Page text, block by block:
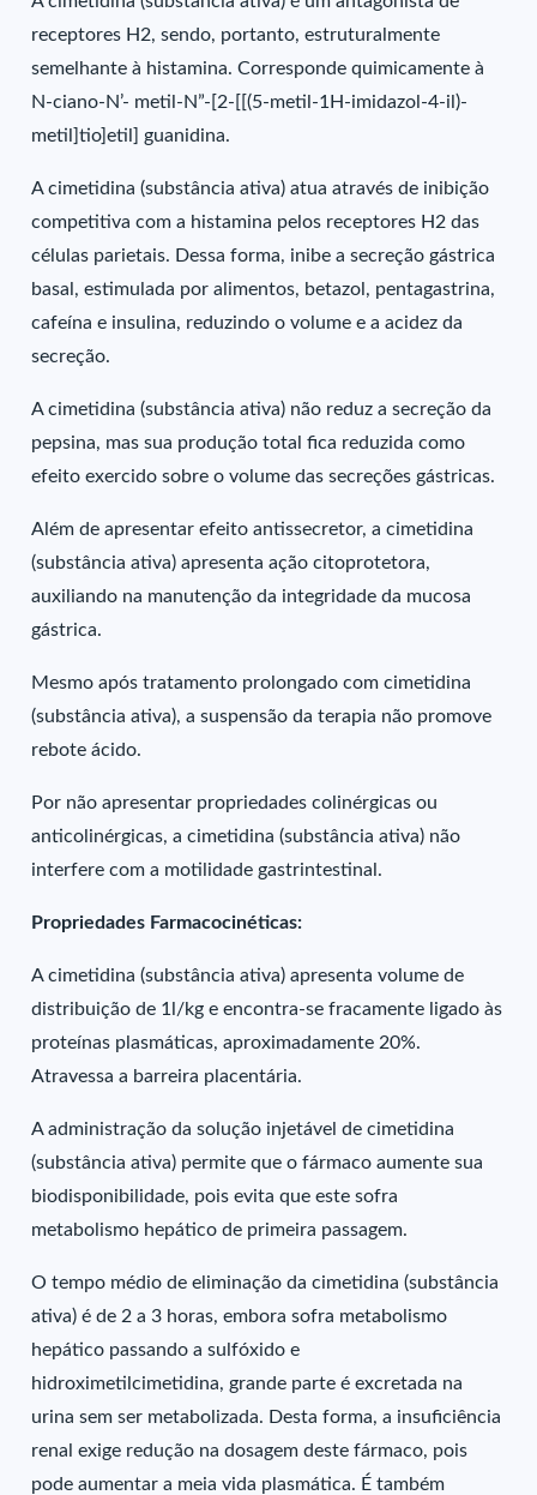
receptores H2, sendo, portanto, estruturalmente
semelhante à histamina. Corresponde quimicamente à
N-ciano-N’- metil-N”-[2-[[(5-metil-1H-imidazol-4-il)-
metil]tio]etil] guanidina.
A cimetidina (substância ativa) atua através de inibição
competitiva com a histamina pelos receptores H2 das
células parietais. Dessa forma, inibe a secreção gástrica
basal, estimulada por alimentos, betazol, pentagastrina,
cafeína e insulina, reduzindo o volume e a acidez da
secreção.
A cimetidina (substância ativa) não reduz a secreção da
pepsina, mas sua produção total fica reduzida como
efeito exercido sobre o volume das secreções gástricas.
Além de apresentar efeito antissecretor, a cimetidina
(substância ativa) apresenta ação citoprotetora,
auxiliando na manutenção da integridade da mucosa
gástrica.
Mesmo após tratamento prolongado com cimetidina
(substância ativa), a suspensão da terapia não promove
rebote ácido.
Por não apresentar propriedades colinérgicas ou
anticolinérgicas, a cimetidina (substância ativa) não
interfere com a motilidade gastrintestinal.
Propriedades Farmacocinéticas:
A cimetidina (substância ativa) apresenta volume de
distribuição de 1l/kg e encontra-se fracamente ligado às
proteínas plasmáticas, aproximadamente 20%.
Atravessa a barreira placentária.
A administração da solução injetável de cimetidina
(substância ativa) permite que o fármaco aumente sua
biodisponibilidade, pois evita que este sofra
metabolismo hepático de primeira passagem.
O tempo médio de eliminação da cimetidina (substância
ativa) é de 2 a 3 horas, embora sofra metabolismo
hepático passando a sulfóxido e
hidroximetilcimetidina, grande parte é excretada na
urina sem ser metabolizada. Desta forma, a insuficiência
renal exige redução na dosagem deste fármaco, pois
pode aumentar a meia vida plasmática. É também